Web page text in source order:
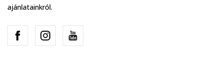
ajánlatainkról.